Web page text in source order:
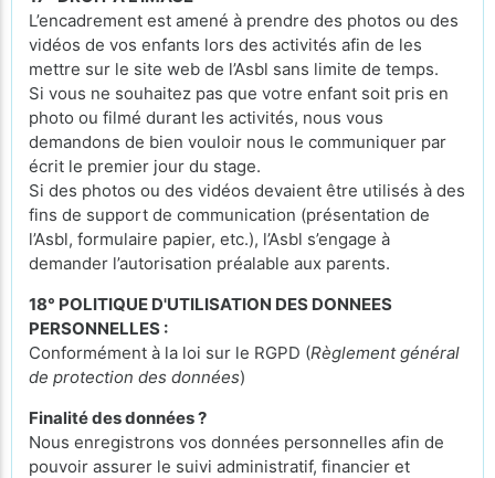
L’encadrement est amené à prendre des photos ou des
vidéos de vos enfants lors des activités afin de les
mettre sur le site web de l’Asbl sans limite de temps.
Si vous ne souhaitez pas que votre enfant soit pris en
photo ou filmé durant les activités, nous vous
demandons de bien vouloir nous le communiquer par
écrit le premier jour du stage.
Si des photos ou des vidéos devaient être utilisés à des
fins de support de communication (présentation de
l’Asbl, formulaire papier, etc.), l’Asbl s’engage à
demander l’autorisation préalable aux parents.
18° POLITIQUE D'UTILISATION DES DONNEES
PERSONNELLES :
Conformément à la loi sur le RGPD (Règlement général
de protection des données)
Finalité des données ?
Nous enregistrons vos données personnelles afin de
pouvoir assurer le suivi administratif, financier et